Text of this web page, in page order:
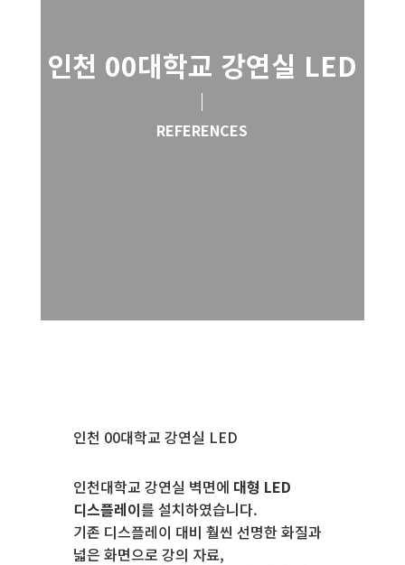
인천 00대학교 강연실 LED
REFERENCES
인천 00대학교 강연실 LED
인천대학교 강연실 벽면에 대형 LED
디스플레이를 설치하였습니다.
기존 디스플레이 대비 훨씬 선명한 화질과
넓은 화면으로 강의 자료,